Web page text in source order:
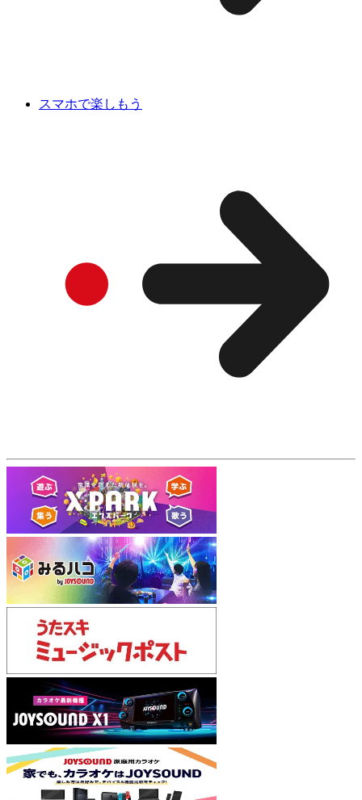
スマホで楽しもう